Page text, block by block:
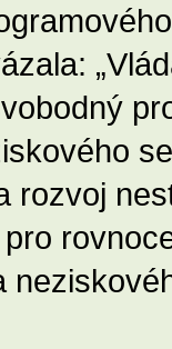
rozvoj